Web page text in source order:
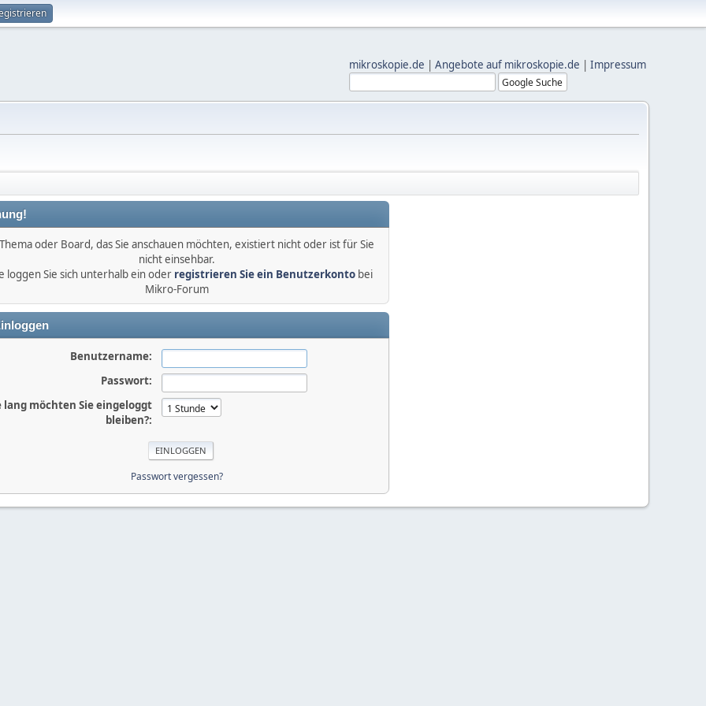
mikroskopie.de | Angebote auf mikroskopie.de | Impressum
oder Board, das Sie anschauen möchten, existiert nicht oder ist für Sie
nicht einsehbar.
loggen Sie sich unterhalb ein oder registrieren Sie ein Benutzerkontobei
Mikro-Forum
Benutzername:
Passwort:
lang möchten Sie eingeloggt
bleiben?:
Passwort vergessen?